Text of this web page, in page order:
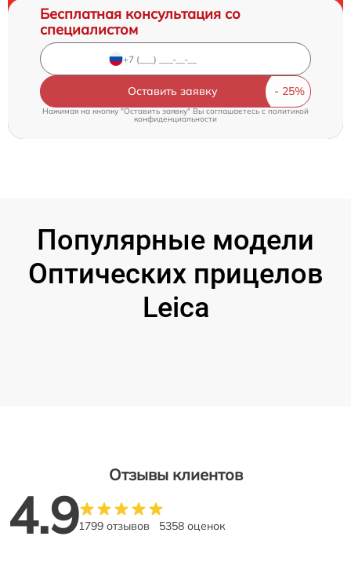
Бесплатная консультация со
специалистом
Оставить заявку
Нажимая на кнопку "Оставить заявку" Вы соглашаетесь cполитикой
конфиденциальности
Популярные модели
Оптических прицелов
Leica
Отзывы клиентов
4.91799 отзывов 5358 оценок